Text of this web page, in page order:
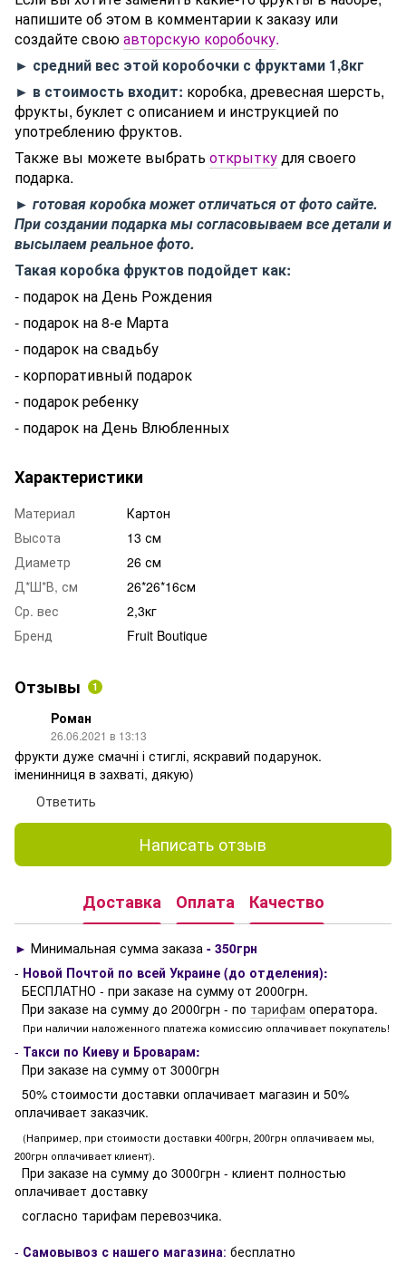
напишите об этом в комментарии к заказу или
создайте своюавторскую коробочку.
► средний вес этой коробочки с фруктами 1,8кг
► в стоимость входит: коробка, древесная шерсть,
фрукты, буклет с описанием и инструкцией по
употреблению фруктов.
Также вы можете выбрать открыткудля своего
подарка.
► готовая коробка может отличаться от фото сайте.
При создании подарка мы согласовываем все детали и
высылаем реальное фото.
Такая коробка фруктов подойдет как:
- подарок на День Рождения
- подарок на 8-е Марта
- подарок на свадьбу
- корпоративный подарок
- подарок ребенку
- подарок на День Влюбленных
Характеристики
Материал
Картон
Высота
13 см
Диаметр
26 см
Д*Ш*В, см
26*26*16см
Ср. вес
2,3кг
Бренд
Fruit Boutique
Отзывы 1
Роман
26.06.2021 в 13:13
фрукти дуже смачні і стиглі, яскравий подарунок.
іменинниця в захваті, дякую)
Ответить
Написать отзыв
Доставка Оплата Качество
► Минимальная сумма заказа - 350грн
- Новой Почтой по всей Украине (до отделения):
БЕСПЛАТНО - при заказе на сумму от 2000грн.
При заказе на сумму до 2000грн - по тарифам оператора.
При наличии наложенного платежа комиссию оплачивает покупатель!
- Такси по Киеву и Броварам:
При заказе на сумму от 3000грн
50% стоимости доставки оплачивает магазин и 50%
оплачивает заказчик.
(Например, при стоимости доставки 400грн, 200грн оплачиваем мы,
200грн оплачивает клиент).
При заказе на сумму до 3000грн - клиент полностью
оплачивает доставку
согласно тарифам перевозчика.
- Самовывоз с нашего магазина: бесплатно